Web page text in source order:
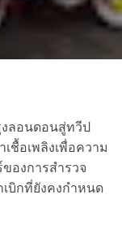
ลอนดอนสู่ทวีป
ชื้อเพลิงเพื่อความ
องการสำรวจ
บิกที่ยังคงกำหนด